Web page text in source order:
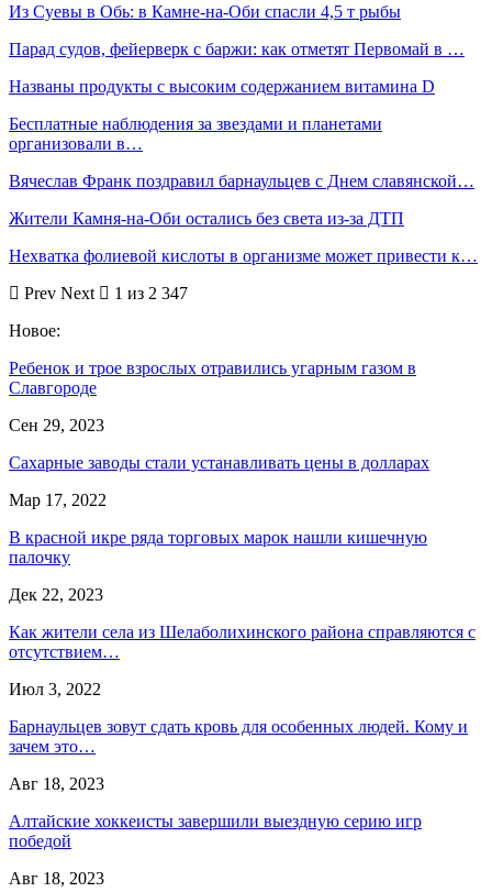
Из Суевы в Обь: в Камне-на-Оби спасли 4,5 т рыбы
Парад судов, фейерверк с баржи: как отметят Первомай в …
Названы продукты с высоким содержанием витамина D
Бесплатные наблюдения за звездами и планетами
организовали в…
Вячеслав Франк поздравил барнаульцев с Днем славянской…
Жители Камня-на-Оби остались без света из-за ДТП
Нехватка фолиевой кислоты в организме может привести к…
Prev Next
1 из 2 347
Новое:
Ребенок и трое взрослых отравились угарным газом в
Славгороде
Сен 29, 2023
Сахарные заводы стали устанавливать цены в долларах
Мар 17, 2022
В красной икре ряда торговых марок нашли кишечную
палочку
Дек 22, 2023
Как жители села из Шелаболихинского района справляются с
отсутствием…
Июл 3, 2022
Барнаульцев зовут сдать кровь для особенных людей. Кому и
зачем это…
Авг 18, 2023
Алтайские хоккеисты завершили выездную серию игр
победой
Авг 18, 2023